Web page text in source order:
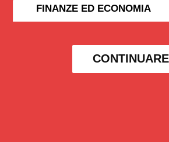
FINANZE ED ECONOMIA
CONTINUARE